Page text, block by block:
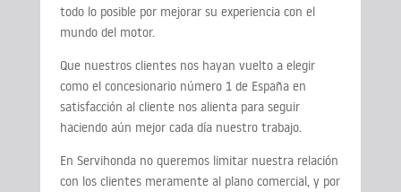
todo lo posible por mejorar su experiencia con el
mundo del motor.
Que nuestros clientes nos hayan vuelto a elegir
como el concesionario número 1 de España en
satisfacción al cliente nos alienta para seguir
haciendo aún mejor cada día nuestro trabajo.
En Servihonda no queremos limitar nuestra relación
con los clientes meramente al plano comercial, y por